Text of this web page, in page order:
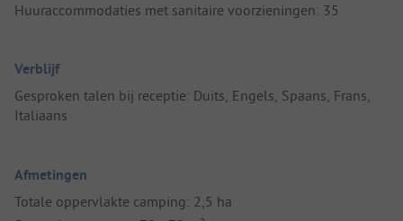
Huuraccommodaties met sanitaire voorzieningen: 35
Verblijf
Gesproken talen bij receptie: Duits, Engels, Spaans, Frans,
Italiaans
Afmetingen
Totale oppervlakte camping: 2,5 ha